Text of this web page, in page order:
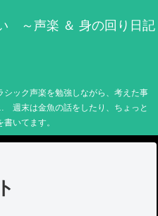
～声楽 ＆ 身の回り日記
シック声楽を勉強しながら、考えた事
末は金魚の話をしたり、ちょっと
いてます。